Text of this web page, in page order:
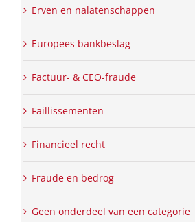
Erven en nalatenschappen
Europees bankbeslag
Factuur- & CEO-fraude
Faillissementen
Financieel recht
Fraude en bedrog
Geen onderdeel van een categorie